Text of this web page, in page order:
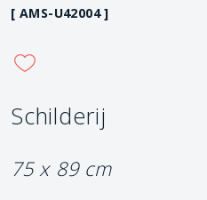
[ AMS-U42004 ]
Schilderij
75 x 89 cm